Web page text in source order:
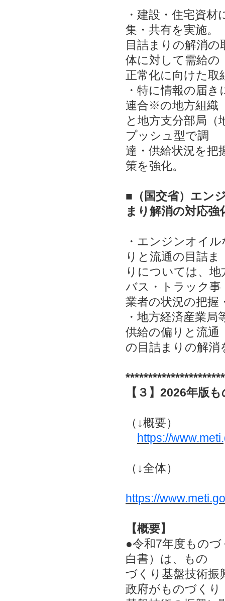
・建設・住宅資
集・共有を実施。
目詰まりの解消
体に対して需給の
正常化に向けた取
・特に情報の届
連合※の地方組織
と地方支分部局（
プッシュ型で調
達・供給状況を把
策を強化。
■（国交省）エン
まり解消の対応強
・エンジンオイ
りと流通の目詰ま
りについては、
バス・トラック事
業者の状況の把握
・地方経済産業
供給の偏りと流通
の目詰まりの解消
【３】2026年版
（↓概要）
https://
（↓全体）
https://
【概要】
●令和7年度もの
白書）は、もの
づくり基盤技術振
政府がものづくり